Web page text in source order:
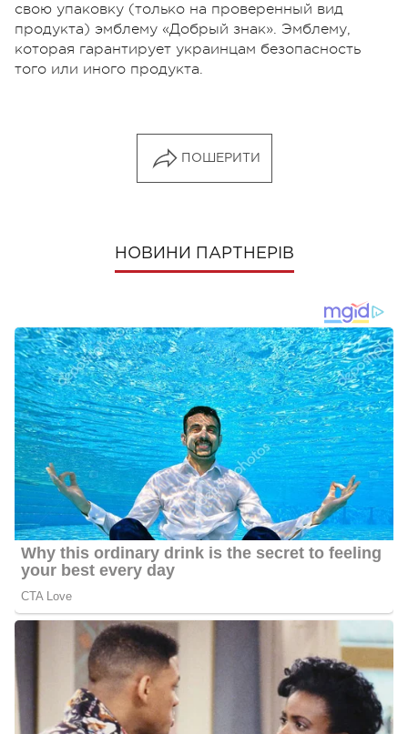
свою упаковку (только на проверенный вид
продукта) эмблему «Добрый знак». Эмблему,
которая гарантирует украинцам безопасность
того или иного продукта.
ПОШЕРИТИ
НОВИНИ ПАРТНЕРІВ